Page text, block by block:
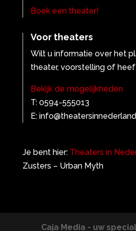
Boek een theater!
Voor theaters
Wilt u informatie over het
theater, voorstelling of
Bekijk de mogelijkheden
T: 0594-555013
E:
Je bent hier: Theaters in
Zusters – Urban Myth
Caja Media - uw